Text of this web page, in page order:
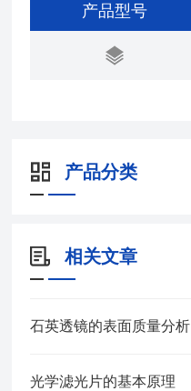
产品型号
产品分类
相关文章
石英透镜的表面质量分析
光学滤光片的基本原理